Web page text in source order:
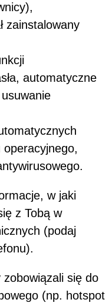
zainstalowany
automatyczne
w jaki
z Tobą w
(podaj
się do
(np. hotspot